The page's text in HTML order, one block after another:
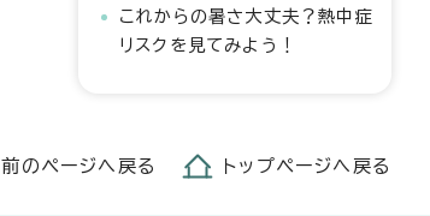
これからの暑さ大丈夫？熱中症
リスクを見てみよう！
前のページへ戻る トップページへ戻る